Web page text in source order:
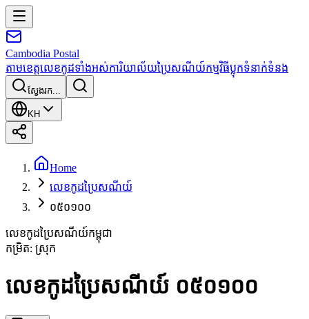
Cambodia Postal
តាមខេត្តលេខកូដទាំងអស់ការិយាល័យប្រៃសណីយ៍កម្មវិធីប្លុកទំនាក់ទំនង
ស្វែងរក...
KH
Home
លេខកូដប្រៃសណីយ៍
០៥០១០០
លេខកូដប្រៃសណីយ៍កម្ពុជា
កម្រិត: ស្រុក
លេខកូដប្រៃសណីយ៍ ០៥០១០០